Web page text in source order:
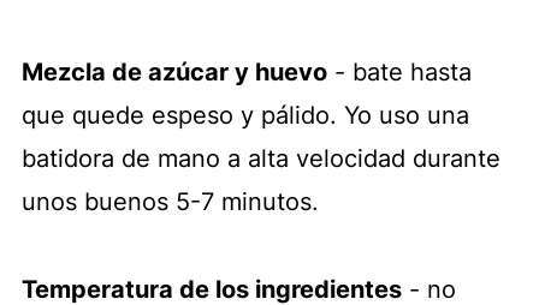
Mezcla de azúcar y huevo- bate hasta
que quede espeso y pálido. Yo uso una
batidora de mano a alta velocidad durante
unos buenos 5-7 minutos.
Temperatura de los ingredientes- no